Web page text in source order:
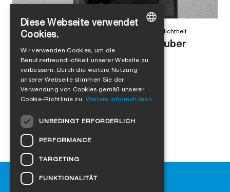
Alejandro Jimenez Luftdichtheit
Anschlussfuge einfach und sauber
abdichten
Hilfe
ENGLISH
FRENCH
Diese Webseite verwendet
Cookies.
Wir verwenden Cookies, um die
Benutzerfreundlichkeit unserer Website zu
verbessern. Durch die weitere Nutzung
unserer Webseite stimmen Sie der
Verwendung von Cookies gemäß unserer
Cookie-Richtlinie zu. Weitere Informationen
UNBEDINGT ERFORDERLICH
PERFORMANCE
TARGETING
FUNKTIONALITÄT